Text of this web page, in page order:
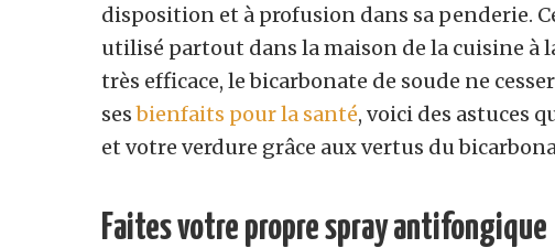
disposition et à profusion dans sa penderie.
utilisé partout dans la maison de la cuisine à
très efficace, le bicarbonate de soude ne
sesbienfaits pour la santé, voici des astuces
et votre verdure grâce aux vertus du
Faites votre propre spray antifongique